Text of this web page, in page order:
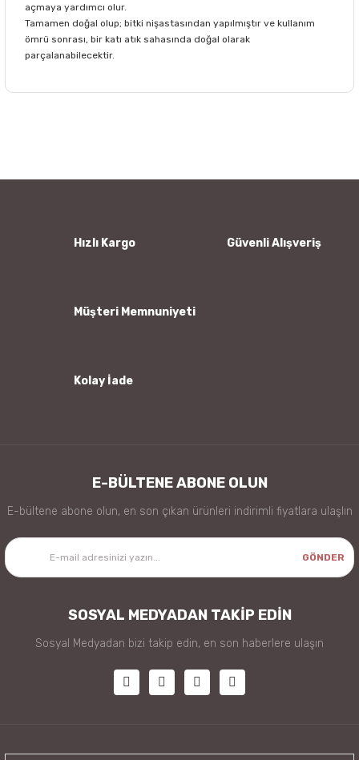
açmaya yardımcı olur.
Tamamen doğal olup; bitki nişastasından yapılmıştır ve kullanım
ömrü sonrası, bir katı atık sahasında doğal olarak
parçalanabilecektir.
Ürün bilgilerinde hatalar bulunuyor.
Hızlı Kargo Güvenli Alışveriş
Müşteri Memnuniyeti
Kolay İade
E-BÜLTENE ABONE OLUN
E-bültene abone olun, en son çıkan ürünleri indirimli fiyatlara ulaşlın
GÖNDER
SOSYAL MEDYADAN TAKİP EDİN
Sosyal Medyadan bizi takip edin, en son haberlere ulaşın